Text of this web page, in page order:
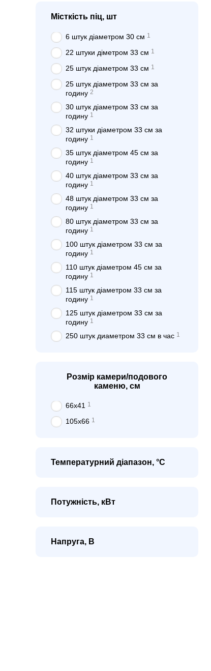
Місткість піц, шт
6 штук діаметром 30 см 1
22 штуки діметром 33 см 1
25 штук діаметром 33 см 1
25 штук діаметром 33 см за
годину 2
30 штук діаметром 33 см за
годину 1
32 штуки діаметром 33 см за
годину 1
35 штук діаметром 45 см за
годину 1
40 штук діаметром 33 см за
годину 1
48 штук діаметром 33 см за
годину 1
80 штук діаметром 33 см за
годину 1
100 штук діаметром 33 см за
годину 1
110 штук діаметром 45 см за
годину 1
115 штук діаметром 33 см за
годину 1
125 штук діаметром 33 см за
годину 1
250 штук диаметром 33 см в час 1
Розмір камери/подового
каменю, см
66х41 1
105х66 1
Температурний діапазон, °C
Потужність, кВт
Напруга, В